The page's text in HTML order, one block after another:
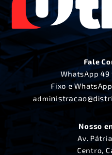
Fale
WhatsApp49
Fixo e WhatsApp
admi
Nosso
Av.
Centro,